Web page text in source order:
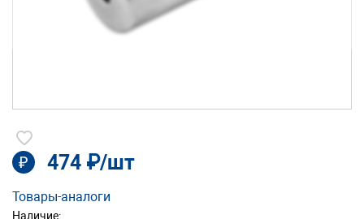
₽ 474 ₽/шт
Товары-аналоги
Наличие: